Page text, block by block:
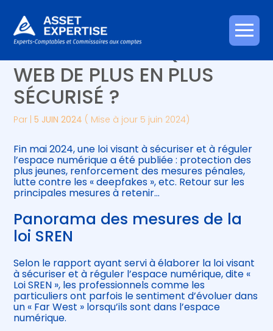
Aller
au
Créer et reprendre une activité
Gérer votre quotidien
Piloter votre entreprise
Développer votre entreprise
Construire votre patrimoine
Être prêt pour la facturation
électronique
Piloter votre gestion
Suivre votre comptabilité
Gérer vos ressources humaines
ESPACE NUMÉRIQUE : UN
WEB DE PLUS EN PLUS
SÉCURISÉ ?
Par |5 JUIN 2024 ( Mise à jour 5 juin 2024)
Fin mai 2024, une loi visant à sécuriser et à réguler
l’espace numérique a été publiée : protection des
plus jeunes, renforcement des mesures pénales,
lutte contre les « deepfakes », etc. Retour sur les
principales mesures à retenir…
Panorama des mesures de la
loi SREN
Selon le rapport ayant servi à élaborer la loi visant
à sécuriser et à réguler l’espace numérique, dite «
Loi SREN », les professionnels comme les
particuliers ont parfois le sentiment d’évoluer dans
un « Far West » lorsqu’ils sont dans l’espace
numérique.